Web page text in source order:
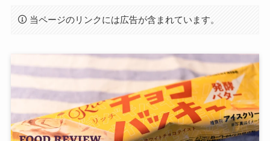
当ページのリンクには広告が含まれています。